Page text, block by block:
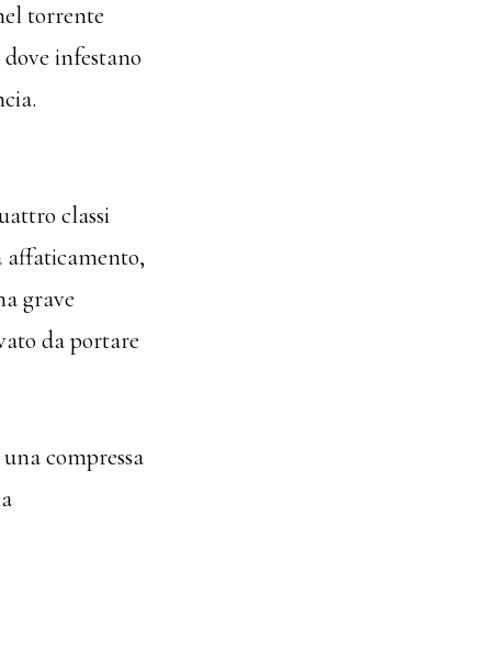
torrente
infestano
classi
affaticamento,
grave
da portare
compressa